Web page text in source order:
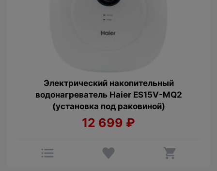
Электрический накопительный
водонагреватель Haier ES15V-MQ2
(установка под раковиной)
12 699 ₽